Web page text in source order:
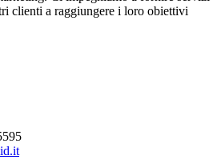
clienti a raggiungere i loro obiettivi